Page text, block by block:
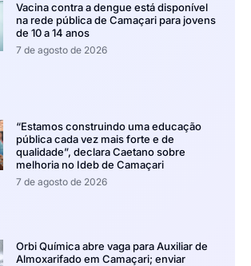
Vacina contra a dengue está disponível
na rede pública de Camaçari para jovens
de 10 a 14 anos
7 de agosto de 2026
“Estamos construindo uma educação
pública cada vez mais forte e de
qualidade”, declara Caetano sobre
melhoria no Ideb de Camaçari
7 de agosto de 2026
Orbi Química abre vaga para Auxiliar de
Almoxarifado em Camaçari; enviar